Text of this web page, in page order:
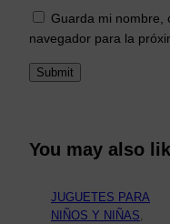
Guarda mi nombre,
navegador para la
You may also
JUGUETES PARA
NIÑOS Y NIÑAS